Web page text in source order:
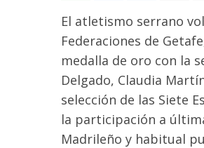
El atletismo serrano
Federaciones de
medalla de oro con la
Delgado, Claudia
selección de las Siete
la participación a
Madrileño y habitual